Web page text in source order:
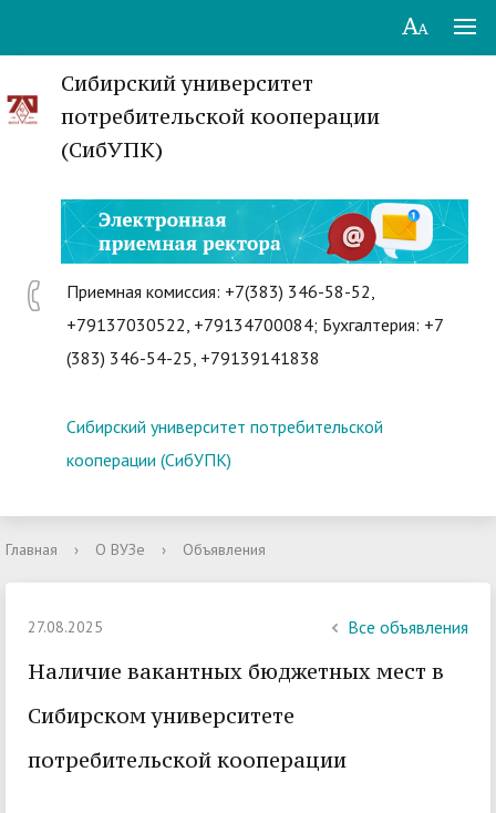
Сибирский университет
потребительской кооперации
(СибУПК)
Приемная комиссия: +7(383) 346-58-52,
+79137030522, +79134700084; Бухгалтерия: +7
(383) 346-54-25, +79139141838
Сибирский университет потребительской
кооперации (СибУПК)
Главная › О ВУЗе › Объявления
27.08.2025 Все объявления
Наличие вакантных бюджетных мест в
Сибирском университете
потребительской кооперации